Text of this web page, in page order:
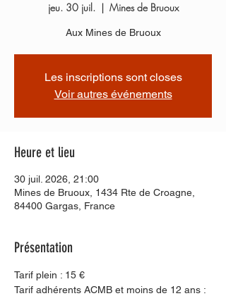
jeu. 30 juil.
  |
Mines de Bruoux
Aux Mines de Bruoux
Les inscriptions sont closes
Voir autres événements
Heure et lieu
30 juil. 2026, 21:00
Mines de Bruoux, 1434 Rte de Croagne,
84400 Gargas, France
Présentation
Tarif plein : 15 €
Tarif adhérents ACMB et moins de 12 ans :